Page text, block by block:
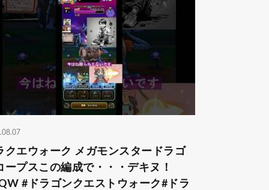
クエウォーク メガモンスタードラゴ
ープスこの編成で・・・デキヌ！
#ドラゴンクエストウォーク#ドラ